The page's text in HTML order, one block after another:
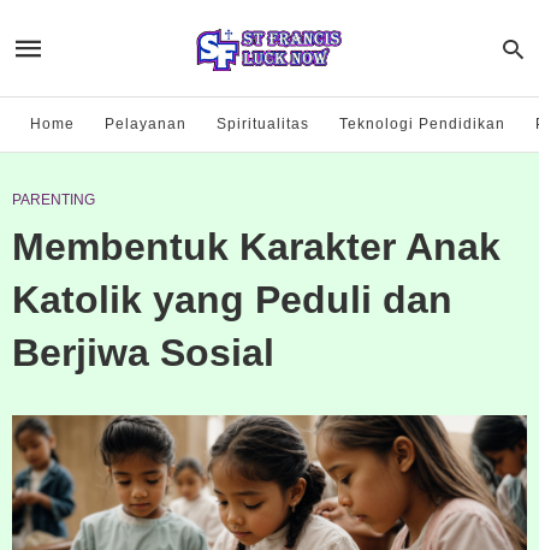
Home Pelayanan Spiritualitas Teknologi Pendidikan
PARENTING
Membentuk Karakter Anak
Katolik yang Peduli dan
Berjiwa Sosial